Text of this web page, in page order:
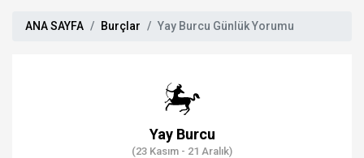
ANA SAYFA Burçlar Yay Burcu Günlük Yorumu
Yay Burcu
(23 Kasım - 21 Aralık)